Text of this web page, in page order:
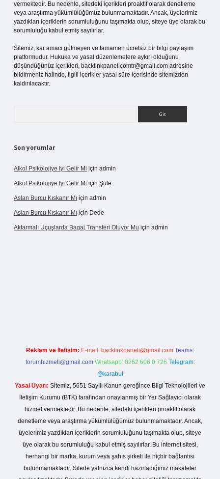
vermektedir. Bu nedenle, sitedeki içerikleri proaktif olarak denetleme
veya araştırma yükümlülüğümüz bulunmamaktadır. Ancak, üyelerimiz
yazdıkları içeriklerin sorumluluğunu taşımakta olup, siteye üye olarak bu
sorumluluğu kabul etmiş sayılırlar.
Sitemiz, kar amacı gütmeyen ve tamamen ücretsiz bir bilgi paylaşım
platformudur. Hukuka ve yasal düzenlemelere aykırı olduğunu
düşündüğünüz içerikleri, backlinkpanelicomtr@gmail.com adresine
bildirmeniz halinde, ilgili içerikler yasal süre içerisinde sitemizden
kaldırılacaktır.
Son yorumlar
Alkol Psikolojiye Iyi Gelir Mi için admin
Alkol Psikolojiye Iyi Gelir Mi için Şule
Aslan Burcu Kıskanır Mı için admin
Aslan Burcu Kıskanır Mı için Dede
Aktarmalı Uçuşlarda Bagaj Transferi Oluyor Mu için admin
Reklam ve İletişim: E-mail: backlinkpaneli@gmail.com Teams:
forumhizmeti@gmail.com Whatsapp: 0262 606 0 726 Telegram:
@karabul
Yasal Uyarı: Sitemiz, 5651 Sayılı Kanun gereğince Bilgi Teknolojileri ve
İletişim Kurumu (BTK) tarafından onaylanmış bir Yer Sağlayıcı olarak
hizmet vermektedir. Bu nedenle, sitedeki içerikleri proaktif olarak
denetleme veya araştırma yükümlülüğümüz bulunmamaktadır. Ancak,
üyelerimiz yazdıkları içeriklerin sorumluluğunu taşımakta olup, siteye
üye olarak bu sorumluluğu kabul etmiş sayılırlar. Bu internet sitesi,
herhangi bir marka, kurum veya şahıs şirketi ile hiçbir bağlantısı
bulunmamaktadır. Sitede yalnızca kendi hazırladığımız makaleler